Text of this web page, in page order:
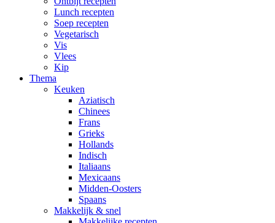
Lunch recepten
Soep recepten
Vegetarisch
Vis
Vlees
Kip
Thema
Keuken
Aziatisch
Chinees
Frans
Grieks
Hollands
Indisch
Italiaans
Mexicaans
Midden-Oosters
Spaans
Makkelijk & snel